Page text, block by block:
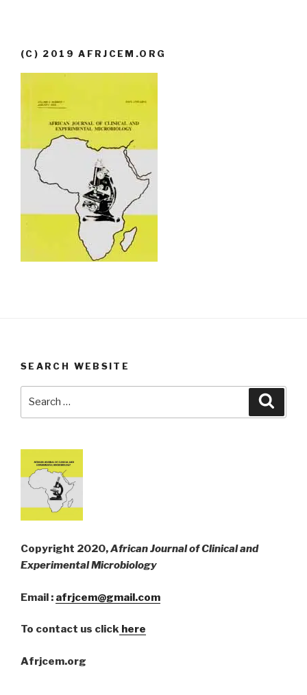
(C) 2019 AFRJCEM.ORG
SEARCH WEBSITE
Copyright 2020,African Journal of Clinical and
Experimental Microbiology
Email : afrjcem@gmail.com
To contact us click here
Afrjcem.org